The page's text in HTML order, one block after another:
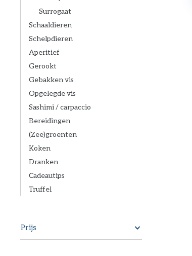
Surrogaat
Schaaldieren
Schelpdieren
Aperitief
Gerookt
Gebakken vis
Opgelegde vis
Sashimi / carpaccio
Bereidingen
(Zee)groenten
Koken
Dranken
Cadeautips
Truffel
Prijs